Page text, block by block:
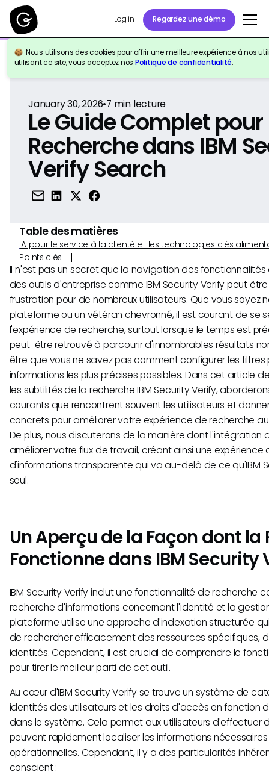
Log in Regardez une démo
Nous utilisons des cookies pour offrir une meilleure expérience à nos
utilisant ce site, vous acceptez nos Politique de confidentialité.
Retour à la référence
January 30, 2026•7 min lecture
Le Guide Complet
Recherche dans IBM
Verify Search
Table des matières
IA pour le service à la clientèle : les technologies clés
Points clés
Il n'est pas un secret que la navigation des
des outils d'entreprise comme IBM Security Verify peut
frustration pour de nombreux utilisateurs. Que vous soyez
plateforme ou un vétéran chevronné, il est courant de se
l'expérience de recherche, surtout lorsque le temps est
peut-être retrouvé à parcourir d'innombrables résultats
être que vous ne savez pas comment configurer les filtres
informations les plus précises possibles. Dans cet article
les subtilités de la recherche IBM Security Verify,
courants que rencontrent souvent les utilisateurs et
concrets pour améliorer votre expérience de recherche
De plus, nous discuterons de la manière dont l'intégration
améliorer votre flux de travail, créant ainsi une expérience
d'informations transparente qui va au-delà de ce qu'IBM
seul.
Un Aperçu de la Façon dont la
Fonctionne dans IBM Security
IBM Security Verify inclut une fonctionnalité de recherche
recherche d'informations concernant l'identité et la
plateforme utilise une approche d'indexation structurée
de rechercher efficacement des ressources spécifiques,
identités. Cependant, il est crucial de comprendre le
pour tirer le meilleur parti de cet outil.
Au cœur d'IBM Security Verify se trouve un système de
identités des utilisateurs et les droits d'accès en fonction
dans le système. Cela permet aux utilisateurs d'effectuer
peuvent rapidement localiser les informations
opérationnelles. Cependant, il y a des particularités
conscient :